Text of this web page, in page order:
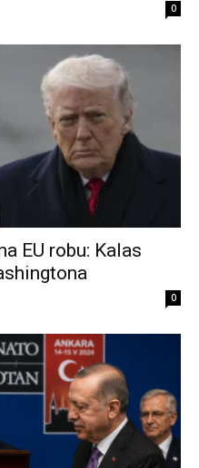
0
EU robu: Kalas
0